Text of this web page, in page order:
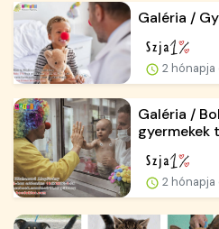
Galéria /
2
Galéria /
gyermekek
2